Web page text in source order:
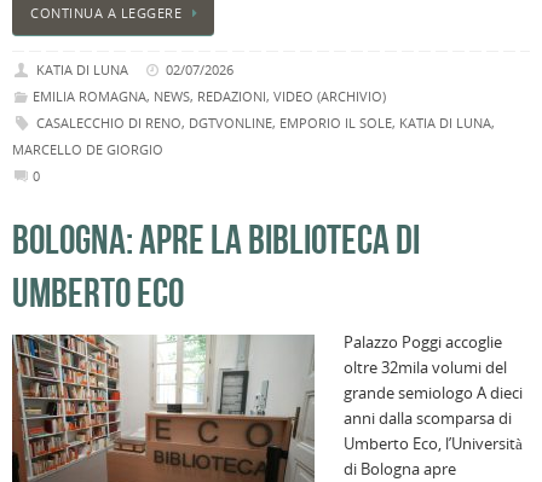
CONTINUA A LEGGERE
KATIA DI LUNA
02/07/2026
EMILIA ROMAGNA, NEWS, REDAZIONI, VIDEO (ARCHIVIO)
CASALECCHIO DI RENO, DGTVONLINE, EMPORIO IL SOLE, KATIA DI LUNA,
MARCELLO DE GIORGIO
0
BOLOGNA: APRE LA BIBLIOTECA DI
UMBERTO ECO
Palazzo Poggi accoglie
oltre 32mila volumi del
grande semiologo A dieci
anni dalla scomparsa di
Umberto Eco, l’Università
di Bologna apre